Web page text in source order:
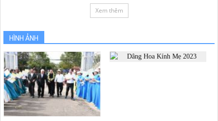
Xem thêm
HÌNH ẢNH